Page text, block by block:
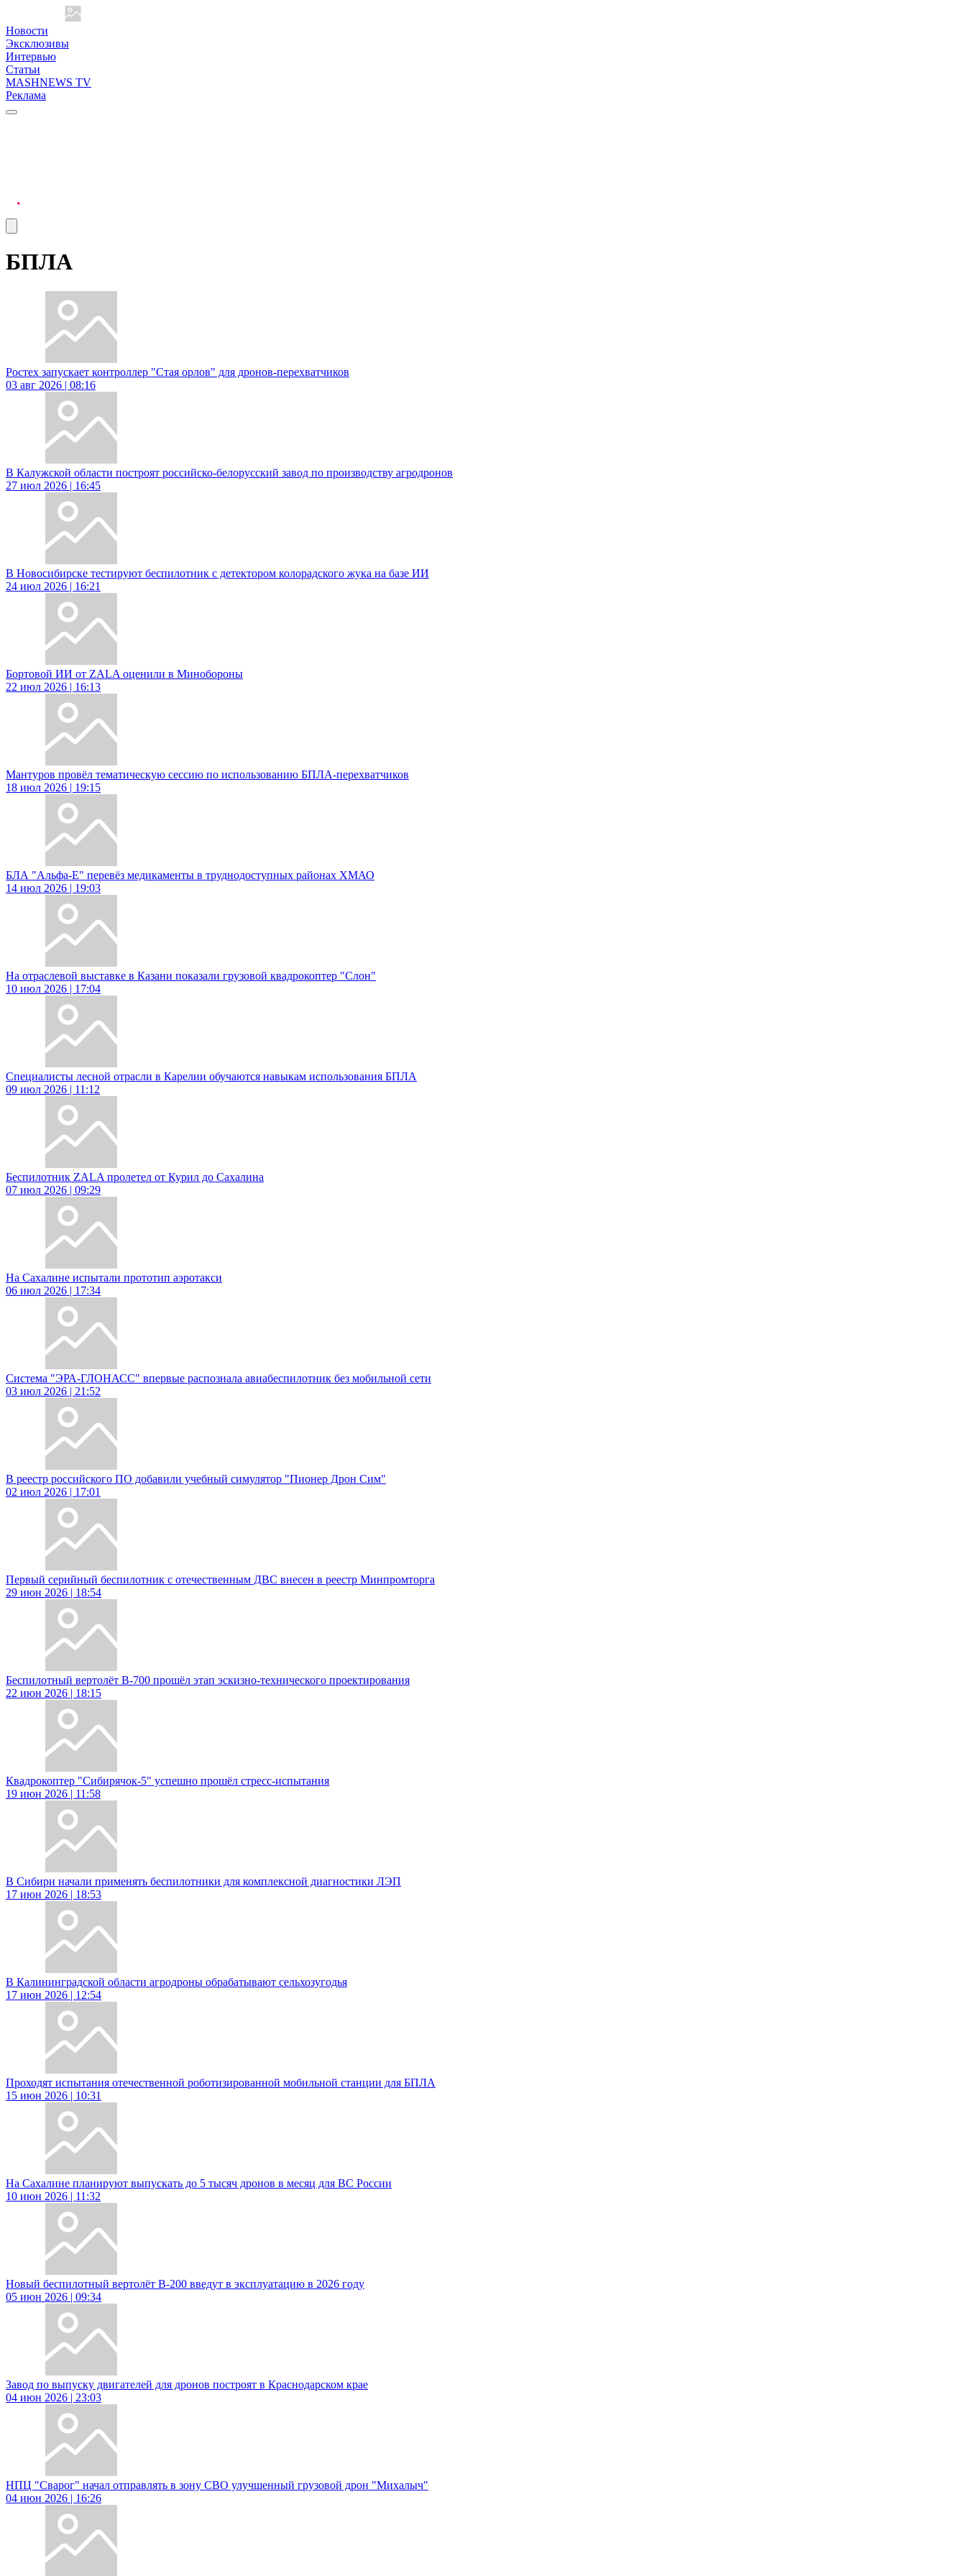
Новости
Эксклюзивы
Интервью
Статьи
MASHNEWS TV
Реклама
БПЛА
Ростех запускает контроллер "Стая орлов" для дронов-перехватчиков
03 авг 2026 | 08:16
В Калужской области построят российско-белорусский завод по производству агродронов
27 июл 2026 | 16:45
В Новосибирске тестируют беспилотник с детектором колорадского жука на базе ИИ
24 июл 2026 | 16:21
Бортовой ИИ от ZALA оценили в Минобороны
22 июл 2026 | 16:13
Мантуров провёл тематическую сессию по использованию БПЛА-перехватчиков
18 июл 2026 | 19:15
БЛА "Альфа-Е" перевёз медикаменты в труднодоступных районах ХМАО
14 июл 2026 | 19:03
На отраслевой выставке в Казани показали грузовой квадрокоптер "Слон"
10 июл 2026 | 17:04
Специалисты лесной отрасли в Карелии обучаются навыкам использования БПЛА
09 июл 2026 | 11:12
Беспилотник ZALA пролетел от Курил до Сахалина
07 июл 2026 | 09:29
На Сахалине испытали прототип аэротакси
06 июл 2026 | 17:34
Система "ЭРА-ГЛОНАСС" впервые распознала авиабеспилотник без мобильной сети
03 июл 2026 | 21:52
В реестр российского ПО добавили учебный симулятор "Пионер Дрон Сим"
02 июл 2026 | 17:01
Первый серийный беспилотник с отечественным ДВС внесен в реестр Минпромторга
29 июн 2026 | 18:54
Беспилотный вертолёт В-700 прошёл этап эскизно-технического проектирования
22 июн 2026 | 18:15
Квадрокоптер "Сибирячок-5" успешно прошёл стресс-испытания
19 июн 2026 | 11:58
В Сибири начали применять беспилотники для комплексной диагностики ЛЭП
17 июн 2026 | 18:53
В Калининградской области агродроны обрабатывают сельхозугодья
17 июн 2026 | 12:54
Проходят испытания отечественной роботизированной мобильной станции для БПЛА
15 июн 2026 | 10:31
На Сахалине планируют выпускать до 5 тысяч дронов в месяц для ВС России
10 июн 2026 | 11:32
Новый беспилотный вертолёт В-200 введут в эксплуатацию в 2026 году
05 июн 2026 | 09:34
Завод по выпуску двигателей для дронов построят в Краснодарском крае
04 июн 2026 | 23:03
НПЦ "Сварог" начал отправлять в зону СВО улучшенный грузовой дрон "Михалыч"
04 июн 2026 | 16:26